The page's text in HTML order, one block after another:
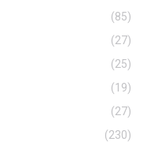
(85)
(27)
(25)
(19)
(27)
(230)